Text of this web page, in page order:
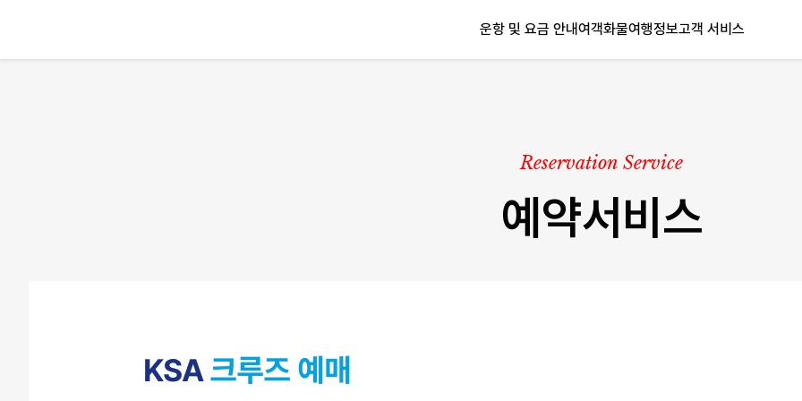
운항 및 요금 안내여객화물여행정보고객 서비스
Reservation Service
예약서비스